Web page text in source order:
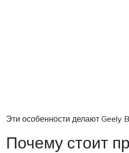
Эти особенности делают Geely
Почему стоит